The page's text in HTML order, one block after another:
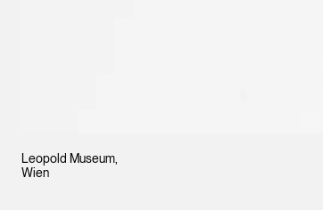
Leopold Museum,
Wien